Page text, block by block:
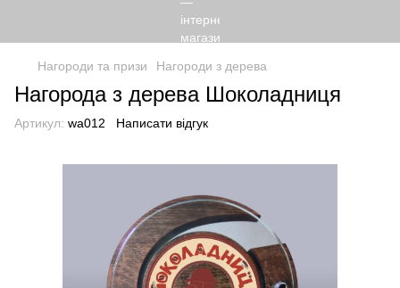
Нагороди та призи Нагороди з дерева
Нагорода з дерева Шоколадниця
Артикул: wa012 Написати відгук